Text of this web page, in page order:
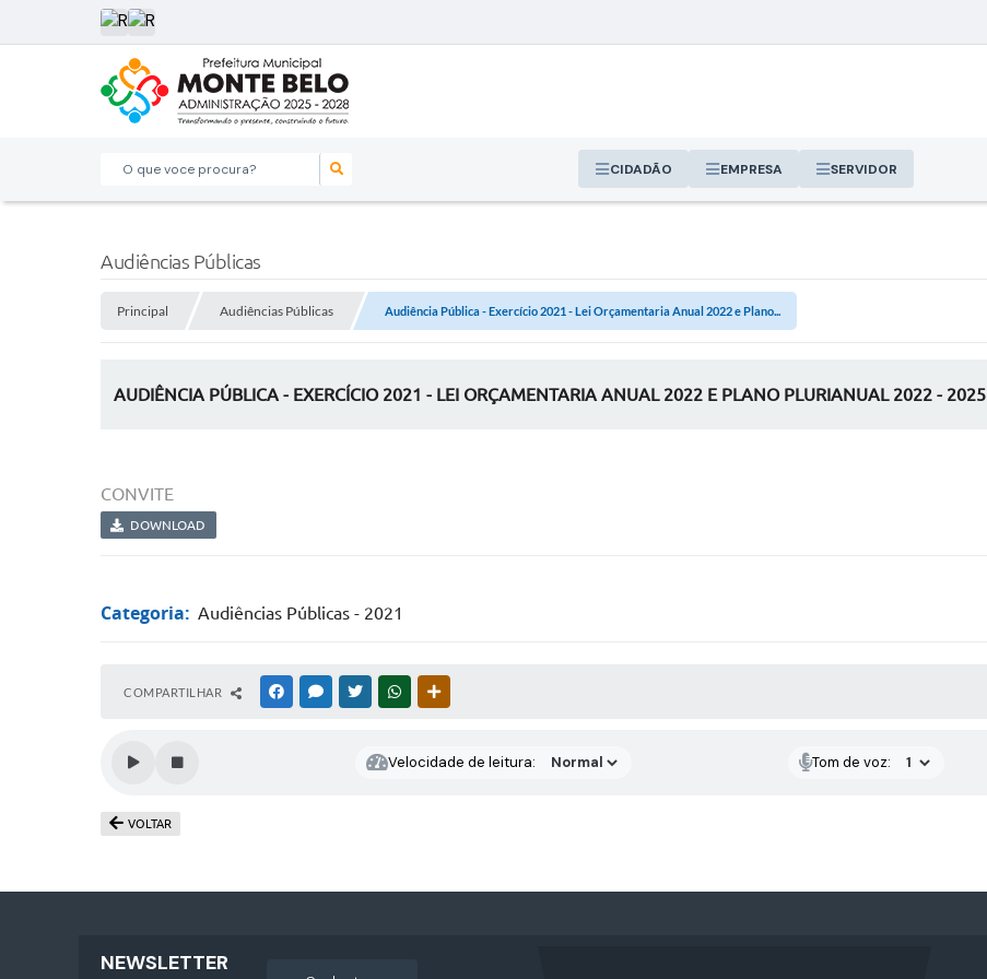
O que voce procura? CIDADÃO EMPRESA SERVIDOR
Audiências Públicas
Principal Audiências Públicas Audiência Pública - Exercício 2021 - Lei Orçamentaria Anual 2022 e Plano...
AUDIÊNCIA PÚBLICA - EXERCÍCIO 2021 - LEI ORÇAMENTARIA ANUAL 2022 E PLANO PLURIANUAL 2022 - 2025
CONVITE
DOWNLOAD
Categoria: Audiências Públicas - 2021
COMPARTILHAR FACEBOOKMESSENGER
TWITTERWHATSAPP
Velocidade de leitura: Tom de voz:
VOLTAR
NEWSLETTER